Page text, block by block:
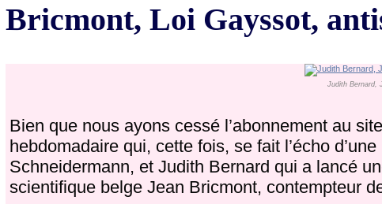
Bricmont, Loi Gayssot,
Judith Bernard,
Bien que nous ayons cessé l’abonnement au
hebdomadaire qui, cette fois, se fait l’écho
Schneidermann, et Judith Bernard qui a lancé
scientifique belge Jean Bricmont, contempteur